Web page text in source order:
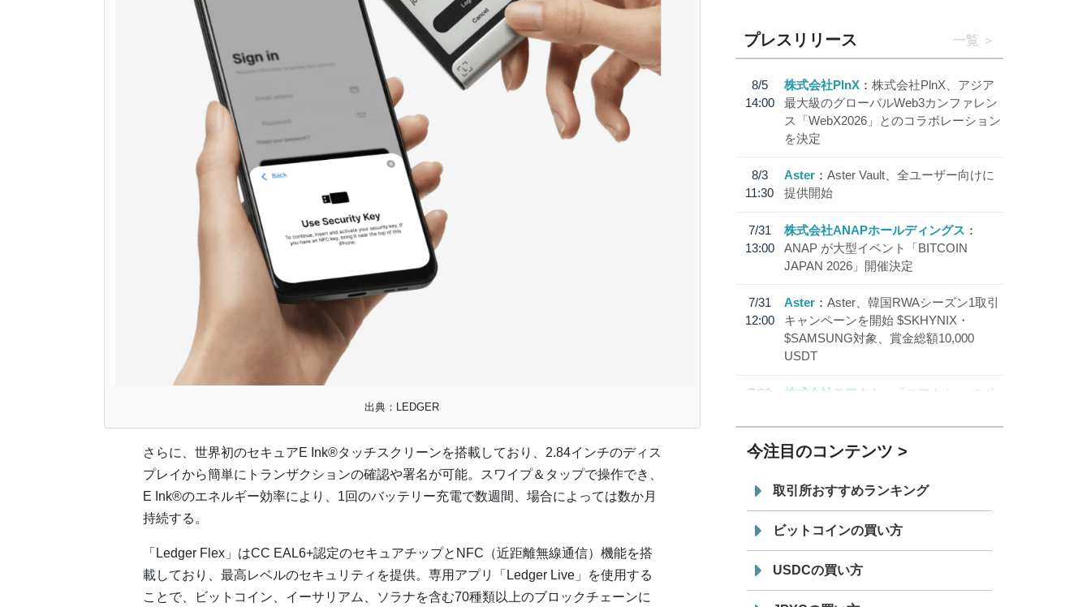
出典：LEDGER
さらに、世界初のセキュアE Ink®タッチスクリーンを搭載しており、2.84インチのディス
プレイから簡単にトランザクションの確認や署名が可能。スワイプ＆タップで操作でき、
E Ink®のエネルギー効率により、1回のバッテリー充電で数週間、場合によっては数か月
持続する。
「Ledger Flex」はCC EAL6+認定のセキュアチップとNFC（近距離無線通信）機能を搭
載しており、最高レベルのセキュリティを提供。専用アプリ「Ledger Live」を使用する
ことで、ビットコイン、イーサリアム、ソラナを含む70種類以上のブロックチェーンに
プレスリリース 一覧
8/5
14:00
株式会社PlnX
株式会社PlnX、アジア
最大級のグローバルWeb3カンファレン
ス「WebX2026」とのコラボレーション
を決定
8/3
11:30
Aster
Aster Vault、全ユーザー向けに
提供開始
7/31
13:00
株式会社ANAPホールディングス
ANAP が大型イベント「BITCOIN
JAPAN 2026」開催決定
7/31
12:00
Aster
Aster、韓国RWAシーズン1取引
キャンペーンを開始 $SKHYNIX・
$SAMSUNG対象、賞金総額10,000
USDT
7/30
株式会社モアクト
「モアクト」 のポ
「 JPYC」を追加
19:30
てステーブルコイン「JPYSC」徹底解
説セミナーを開催
今注目のコンテンツ
取引所おすすめランキング
ビットコインの買い方
USDCの買い方